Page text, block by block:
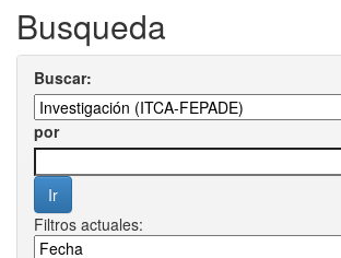
Busqueda
Buscar:
por
Filtros actuales: